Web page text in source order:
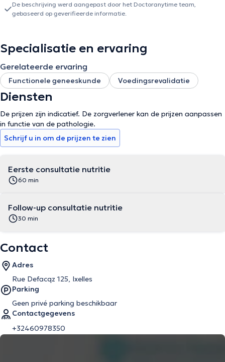
(hypertension, dyslipidémie, surpoids, trouble du sommeil, diabète,
hypothyroïdie…), cancers souvent induits par des carences
nutritionnels sur le long terme.
Lors d’une première consultation : on réalise une anamnèse
complète (antécédents, mode de vie, alimentation), un bilan
sanguin et urinaire. Cela permet d’objectiver certains
dysfonctionnements.
De beschrijving werd aangepast door het Doctoranytime team,
gebaseerd op geverifieerde informatie.
Specialisatie en ervaring
Gerelateerde ervaring
Functionele geneeskunde Voedingsrevalidatie
Diensten
De prijzen zijn indicatief. De zorgverlener kan de prijzen aanpassen
in functie van de pathologie.
Schrijf u in om de prijzen te zien
Eerste consultatie nutritie
60 min
Follow-up consultatie nutritie
30 min
Contact
Adres
Rue Defacqz 125, Ixelles
Parking
Geen privé parking beschikbaar
Contactgegevens
+32460978350